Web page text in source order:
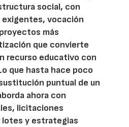
social, con
vocación
más
que convierte
recurso educativo con
que hasta hace poco
puntual de un
ahora con
licitaciones
y estrategias